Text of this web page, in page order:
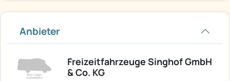
Anbieter
Freizeitfahrzeuge Singhof GmbH
& Co. KG